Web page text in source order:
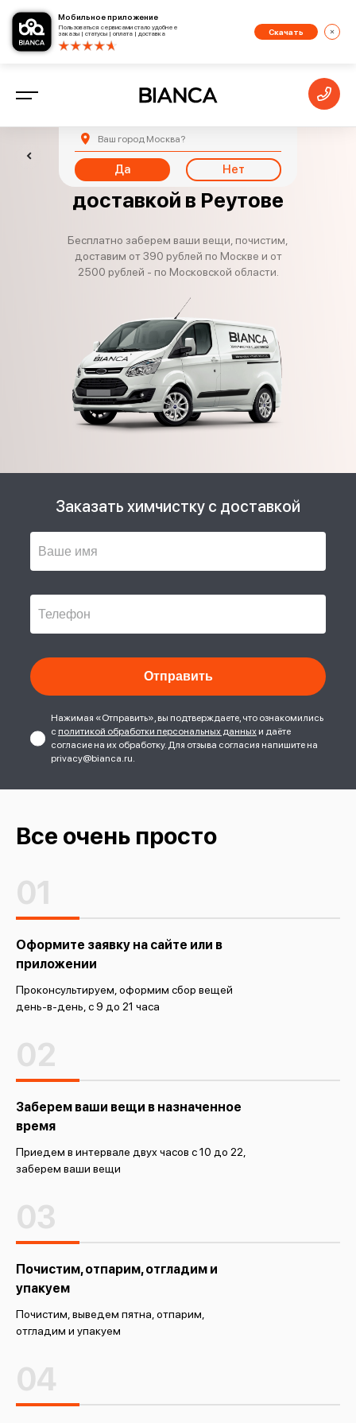
Мобильное приложение
Пользоваться сервисами стало удобнее
заказы | статусы | оплата | доставка
Скачать
Ваш город Москва?
Да Нет
Химчистка с
доставкой в Реутове
Бесплатно заберем ваши вещи, почистим,
доставим от 390 рублей по Москве и от
2500 рублей - по Московской области.
Заказать химчистку с доставкой
Нажимая «Отправить», вы подтверждаете, что ознакомились
с политикой обработки персональных данных и даёте
согласие на их обработку. Для отзыва согласия напишите на
privacy@bianca.ru.
Все очень просто
01
Оформите заявку на сайте или в
приложении
Проконсультируем, оформим сбор вещей
день-в-день, с 9 до 21 часа
02
Заберем ваши вещи в назначенное
время
Приедем в интервале двух часов с 10 до 22,
заберем ваши вещи
03
Почистим, отпарим, отгладим и
упакуем
Почистим, выведем пятна, отпарим,
отгладим и упакуем
04